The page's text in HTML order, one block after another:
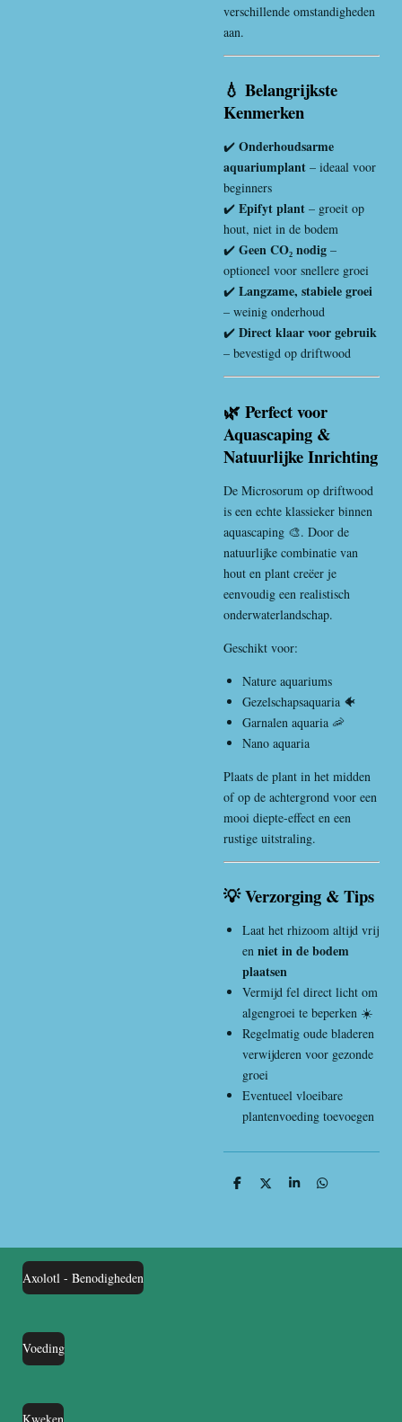
verschillende omstandigheden
aan.
💧 Belangrijkste
Kenmerken
✔️ Onderhoudsarme
aquariumplant – ideaal voor
beginners
✔️ Epifyt plant – groeit op
hout, niet in de bodem
✔️ Geen CO₂ nodig –
optioneel voor snellere groei
✔️ Langzame, stabiele groei
– weinig onderhoud
✔️ Direct klaar voor gebruik
– bevestigd op driftwood
🌿 Perfect voor
Aquascaping &
Natuurlijke Inrichting
De Microsorum op driftwood
is een echte klassieker binnen
aquascaping 🎨. Door de
natuurlijke combinatie van
hout en plant creëer je
eenvoudig een realistisch
onderwaterlandschap.
Geschikt voor:
Nature aquariums
Gezelschapsaquaria 🐠
Garnalen aquaria 🦐
Nano aquaria
Plaats de plant in het midden
of op de achtergrond voor een
mooi diepte-effect en een
rustige uitstraling.
💡 Verzorging & Tips
Laat het rhizoom altijd vrij
en niet in de bodem
plaatsen
Vermijd fel direct licht om
algengroei te beperken ☀️
Regelmatig oude bladeren
verwijderen voor gezonde
groei
Eventueel vloeibare
plantenvoeding toevoegen
D
D
S
D
Axolotl - Benodigheden
Voeding